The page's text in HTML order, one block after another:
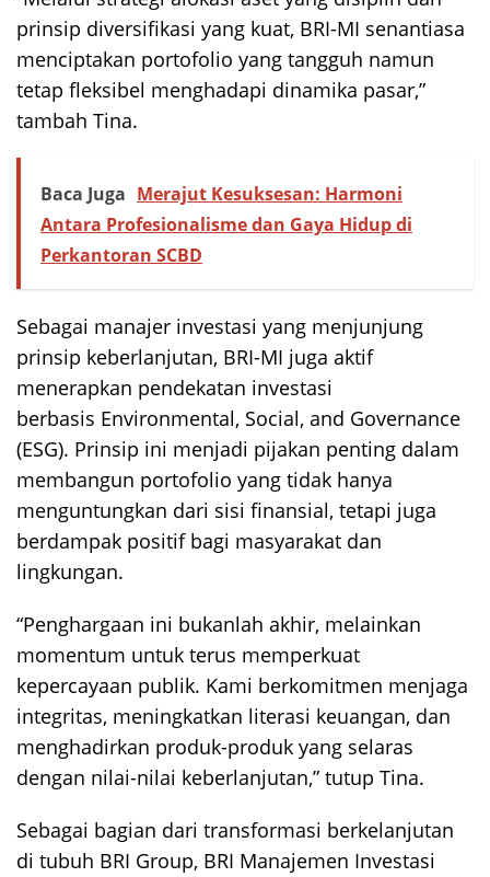
prinsip diversifikasi yang kuat, BRI-MI senantiasa
menciptakan portofolio yang tangguh namun
tetap fleksibel menghadapi dinamika pasar,”
tambah Tina.
Baca Juga Merajut Kesuksesan: Harmoni
Antara Profesionalisme dan Gaya Hidup di
Perkantoran SCBD
Sebagai manajer investasi yang menjunjung
prinsip keberlanjutan, BRI-MI juga aktif
menerapkan pendekatan investasi
berbasis Environmental, Social, and Governance
(ESG). Prinsip ini menjadi pijakan penting dalam
membangun portofolio yang tidak hanya
menguntungkan dari sisi finansial, tetapi juga
berdampak positif bagi masyarakat dan
lingkungan.
“Penghargaan ini bukanlah akhir, melainkan
momentum untuk terus memperkuat
kepercayaan publik. Kami berkomitmen menjaga
integritas, meningkatkan literasi keuangan, dan
menghadirkan produk-produk yang selaras
dengan nilai-nilai keberlanjutan,” tutup Tina.
Sebagai bagian dari transformasi berkelanjutan
di tubuh BRI Group, BRI Manajemen Investasi